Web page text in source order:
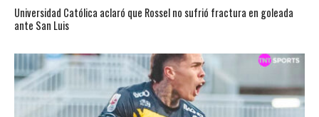
Universidad Católica aclaró que Rossel no sufrió fractura en goleada
ante San Luis